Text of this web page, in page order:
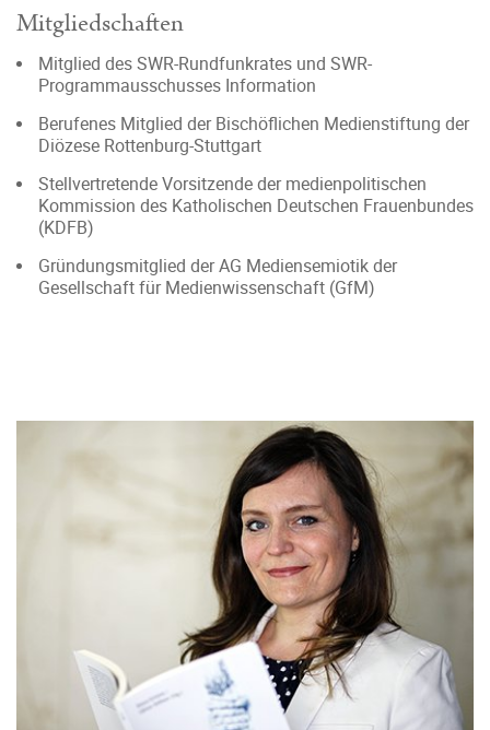
Mitgliedschaften
Mitglied des SWR-Rundfunkrates und SWR-
Programmausschusses Information
Berufenes Mitglied der Bischöflichen Medienstiftung der
Diözese Rottenburg-Stuttgart
Stellvertretende Vorsitzende der medienpolitischen
Kommission des Katholischen Deutschen Frauenbundes
(KDFB)
Gründungsmitglied der AG Mediensemiotik der
Gesellschaft für Medienwissenschaft (GfM)